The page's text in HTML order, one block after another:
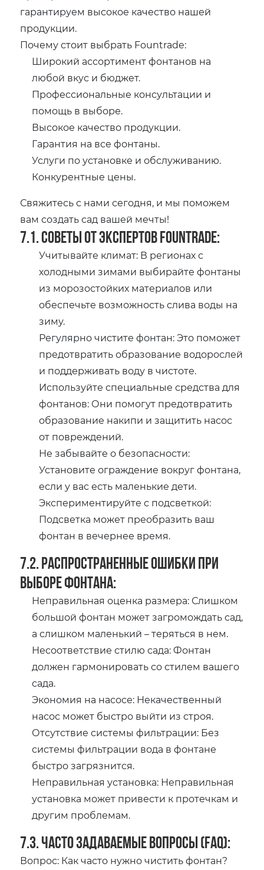
гарантируем высокое качество нашей
продукции.
Почему стоит выбрать Fountrade:
Широкий ассортимент фонтанов на
любой вкус и бюджет.
Профессиональные консультации и
помощь в выборе.
Высокое качество продукции.
Гарантия на все фонтаны.
Услуги по установке и обслуживанию.
Конкурентные цены.
Свяжитесь с нами сегодня‚ и мы поможем
вам создать сад вашей мечты!
7.1. Советы от экспертов Fountrade:
Учитывайте климат: В регионах с
холодными зимами выбирайте фонтаны
из морозостойких материалов или
обеспечьте возможность слива воды на
зиму.
Регулярно чистите фонтан: Это поможет
предотвратить образование водорослей
и поддерживать воду в чистоте.
Используйте специальные средства для
фонтанов: Они помогут предотвратить
образование накипи и защитить насос
от повреждений.
Не забывайте о безопасности:
Установите ограждение вокруг фонтана‚
если у вас есть маленькие дети.
Экспериментируйте с подсветкой:
Подсветка может преобразить ваш
фонтан в вечернее время.
7.2. Распространенные ошибки при
выборе фонтана:
Неправильная оценка размера: Слишком
большой фонтан может загромождать сад‚
а слишком маленький – теряться в нем.
Несоответствие стилю сада: Фонтан
должен гармонировать со стилем вашего
сада.
Экономия на насосе: Некачественный
насос может быстро выйти из строя.
Отсутствие системы фильтрации: Без
системы фильтрации вода в фонтане
быстро загрязнится.
Неправильная установка: Неправильная
установка может привести к протечкам и
другим проблемам.
7.3. Часто задаваемые вопросы (FAQ):
Вопрос: Как часто нужно чистить фонтан?